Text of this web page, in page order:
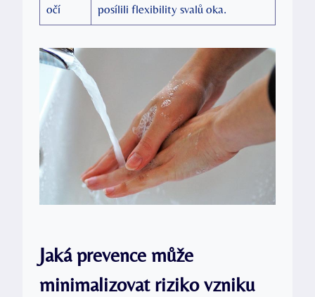
očí
posílili flexibility svalů oka.
Jaká prevence může
minimalizovat riziko vzniku